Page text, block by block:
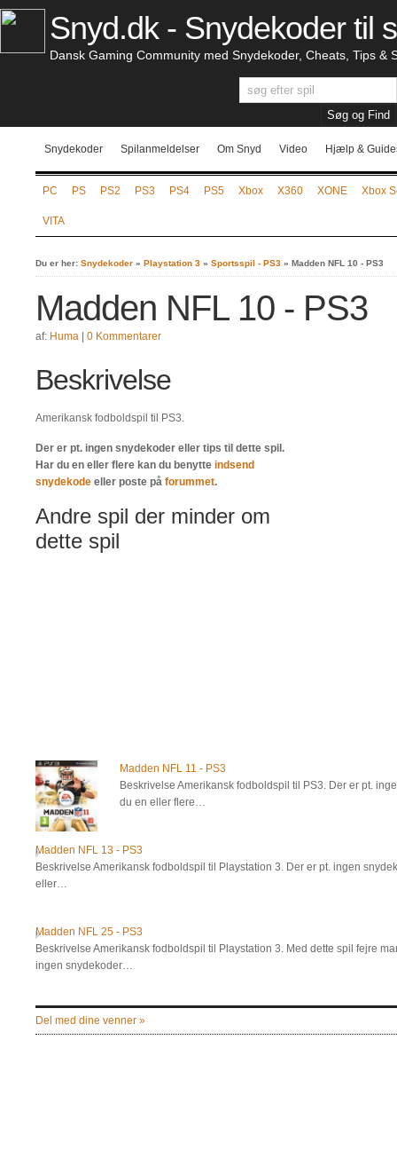
Snyd.dk - Snydekoder til
Dansk Gaming Community med Snydekoder, Cheats, Tips &
Snydekoder Spilanmeldelser Om Snyd Video Hjælp &
PC PS PS2 PS3 PS4 PS5 Xbox X360 XONE Xbox
VITA
Du er her: Snydekoder » Playstation 3 » Sportsspil - PS3 » Madden NFL 10 - PS3
Madden NFL 10 - PS3
af: Huma 0 Kommentarer
Beskrivelse
Amerikansk fodboldspil til PS3.
Der er pt. ingen snydekoder eller tips til dette spil.
Har du en eller flere kan du benytte indsend
snydekode eller poste på forummet.
Andre spil der minder om
dette spil
Madden NFL 11 - PS3
Beskrivelse Amerikansk fodboldspil til PS3. Der er pt.
du en eller flere…
Madden NFL 13 - PS3
Beskrivelse Amerikansk fodboldspil til Playstation 3. Der er pt. ingen
eller…
Madden NFL 25 - PS3
Beskrivelse Amerikansk fodboldspil til Playstation 3. Med dette spil fejre
ingen snydekoder…
Del med dine venner »